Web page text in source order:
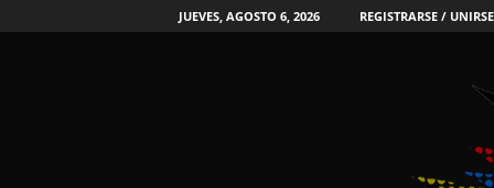
JUEVES, AGOSTO 6, 2026 REGISTRARSE / UNIRSE